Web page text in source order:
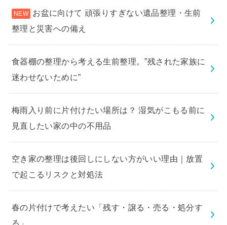
お盆に向けて 頑張りすぎない遺品整理・生前
整理と災害への備え
食器棚の整理から考える生前整理。”残された家族に
迷わせないために”
梅雨入り前に片付けたい場所は？ 湿気がこもる前に
見直したい家の中の不用品
空き家の整理は後回しにしない方がいい理由｜放置
で起こるリスクと対処法
春の片付けで考えたい「残す・譲る・売る・処分す
る」